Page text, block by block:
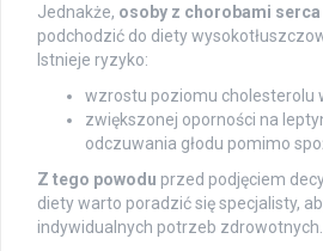
Jednakże, osoby z chorobami
podchodzić do diety
Istnieje ryzyko:
wzrostu poziomu cholesterolu
zwiększonej oporności na
odczuwania głodu pomimo
Z tego powodu przed podjęciem
diety warto poradzić się specjalisty,
indywidualnych potrzeb zdrowotnych.